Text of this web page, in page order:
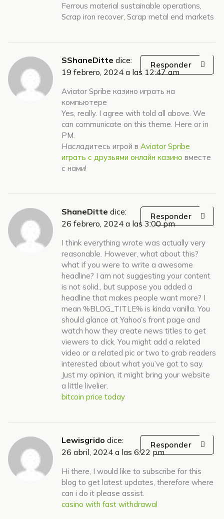
Ferrous material sustainable operations,
Scrap iron recover, Scrap metal end markets
SShaneDitte dice:
19 febrero, 2024 a las 12:47 am
Aviator Spribe казино играть на
компьютере
Yes, really. I agree with told all above. We
can communicate on this theme. Here or in
PM.
Насладитесь игрой в Aviator Spribe
играть с друзьями онлайн казино вместе
с нами!
Responder
ShaneDitte dice:
26 febrero, 2024 a las 3:00 pm
I think everything wrote was actually very
reasonable. However, what about this?
what if you were to write a awesome
headline? I am not suggesting your content
is not solid., but suppose you added a
headline that makes people want more? I
mean %BLOG_TITLE% is kinda vanilla. You
should glance at Yahoo’s front page and
watch how they create news titles to get
viewers to click. You might add a related
video or a related pic or two to grab readers
interested about what you’ve got to say.
Just my opinion, it might bring your website
a little livelier.
bitcoin price today
Responder
Lewisgrido dice:
26 abril, 2024 a las 6:22 pm
Hi there, I would like to subscribe for this
blog to get latest updates, therefore where
can i do it please assist.
casino with fast withdrawal
Responder